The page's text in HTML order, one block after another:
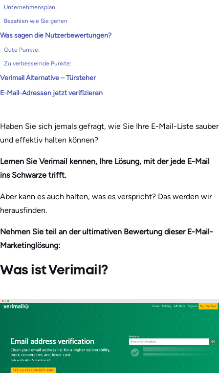
Unternehmensplan
Bezahlen wie Sie gehen
Was sagen die Nutzerbewertungen?
Gute Punkte:
Zu verbessernde Punkte:
Verimail Alternative – Türsteher
E-Mail-Adressen jetzt verifizieren
Haben Sie sich jemals gefragt, wie Sie Ihre E-Mail-Liste sauber
und effektiv halten können?
Lernen Sie Verimail kennen, Ihre Lösung, mit der jede E-Mail
ins Schwarze trifft.
Aber kann es auch halten, was es verspricht? Das werden wir
herausfinden.
Nehmen Sie teil an der ultimativen Bewertung dieser E-Mail-
Marketinglösung:
Was ist Verimail?